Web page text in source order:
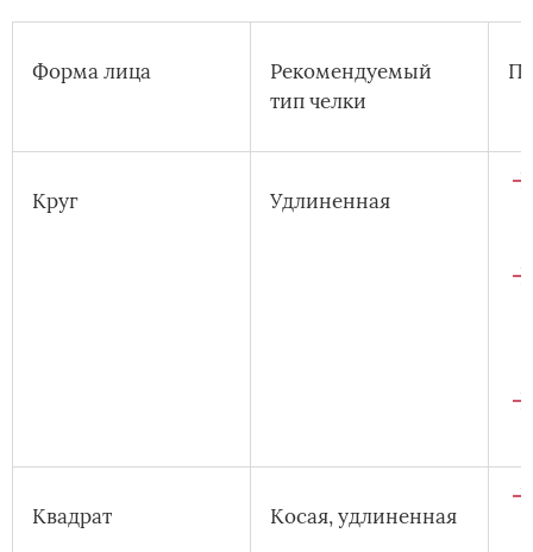
Форма лица
Рекомендуемый
тип челки
Круг Удлиненная
Квадрат Косая, удлиненная